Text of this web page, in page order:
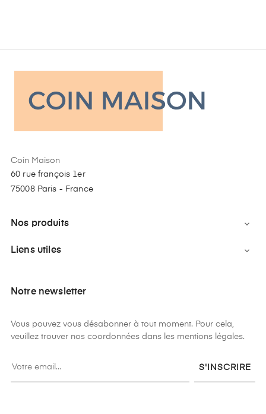
Coin Maison
60 rue françois 1er
75008 Paris - France
Nos produits 
Liens utiles 
Notre newsletter
Vous pouvez vous désabonner à tout moment. Pour cela,
veuillez trouver nos coordonnées dans les mentions légales.
S'INSCRIRE